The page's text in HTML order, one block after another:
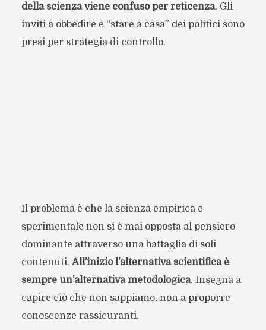
della scienza viene confuso per reticenza. Gli
inviti a obbedire e “stare a casa” dei politici sono
presi per strategia di controllo.
Il problema è che la scienza empirica e
sperimentale non si è mai opposta al pensiero
dominante attraverso una battaglia di soli
contenuti. All’inizio l’alternativa scientifica è
sempre un’alternativa metodologica. Insegna a
capire ciò che non sappiamo, non a proporre
conoscenze rassicuranti.